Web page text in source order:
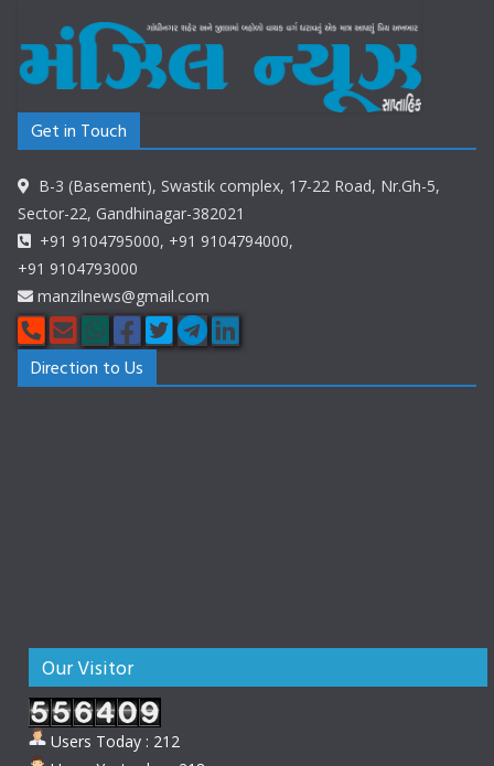
Get in Touch
B-3 (Basement), Swastik complex, 17-22 Road, Nr.Gh-5,
Sector-22, Gandhinagar-382021
+91 9104795000, +91 9104794000,
+91 9104793000
manzilnews@gmail.com
Direction to Us
Our Visitor
Users Today : 212